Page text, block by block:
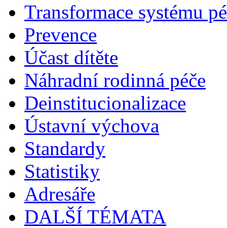
Transformace systému
Prevence
Účast dítěte
Náhradní rodinná péče
Deinstitucionalizace
Ústavní výchova
Standardy
Statistiky
Adresáře
DALŠÍ TÉMATA